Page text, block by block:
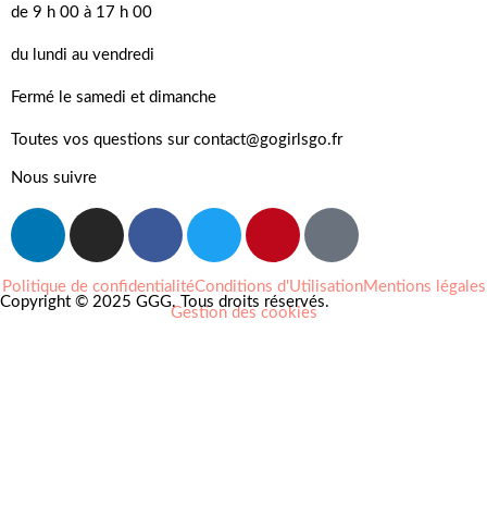
de 9 h 00 à 17 h 00
du lundi au vendredi
Fermé le samedi et dimanche
Toutes vos questions sur contact@gogirlsgo.fr
Nous suivre
Copyright © 2025 GGG. Tous droits réservés.
Politique de confidentialitéConditions d'UtilisationMentions légales
Gestion des cookies